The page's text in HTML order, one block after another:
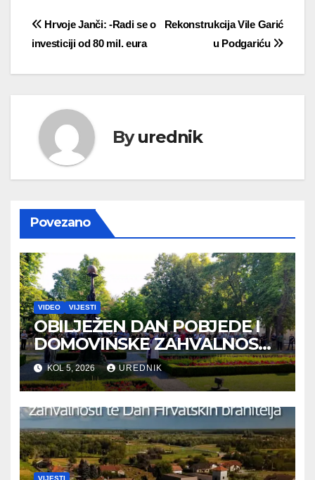
Navigacija
objava
Rekonstrukcija Vile Garić
u Podgariću
Hrvoje Janči: -Radi se o
investiciji od 80 mil. eura
Byurednik
Povezano
VIDEO VIJESTI
OBILJEŽEN DAN POBJEDE I
DOMOVINSKE ZAHVALNOSTI
TE DAN HRVATSKIH
BRANITELJA
KOL 5, 2026 UREDNIK